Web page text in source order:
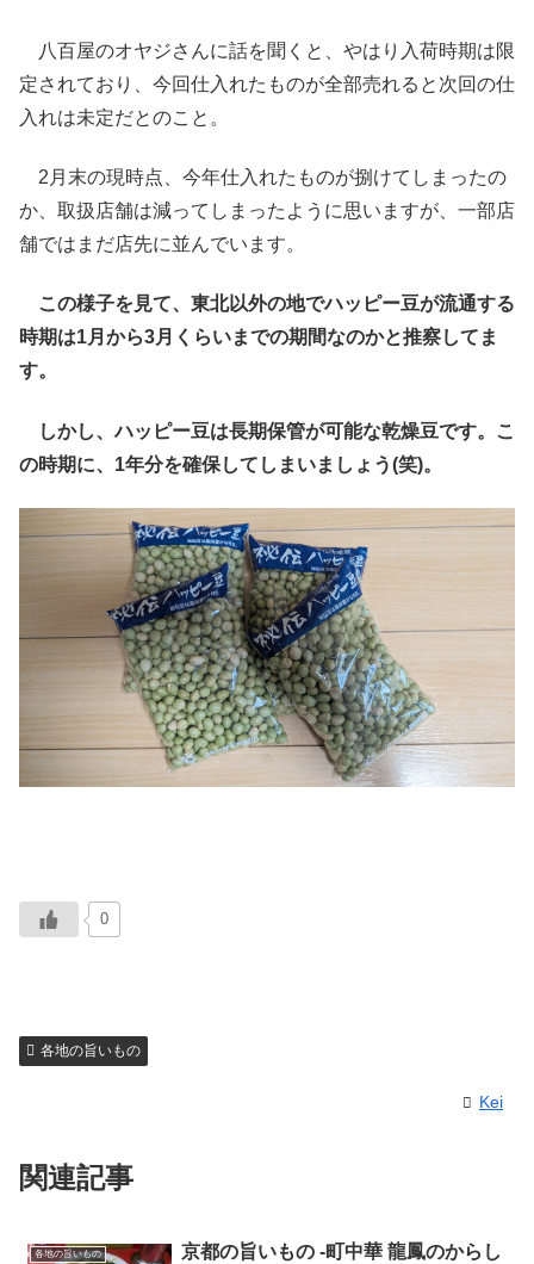
八百屋のオヤジさんに話を聞くと、やはり入荷時期は限
定されており、今回仕入れたものが全部売れると次回の仕
入れは未定だとのこと。
2月末の現時点、今年仕入れたものが捌けてしまったの
か、取扱店舗は減ってしまったように思いますが、一部店
舗ではまだ店先に並んでいます。
この様子を見て、東北以外の地でハッピー豆が流通する
時期は1月から3月くらいまでの期間なのかと推察してま
す。
しかし、ハッピー豆は長期保管が可能な乾燥豆です。こ
の時期に、1年分を確保してしまいましょう(笑)。
0
各地の旨いもの
Kei
関連記事
各地の旨いもの
京都の旨いもの -町中華 龍鳳のからし